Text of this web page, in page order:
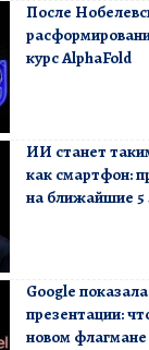
После
курс AlphaFold
ИИ станет
как смартфон:
на ближайшие 5
Google
презентации:
новом флагмане